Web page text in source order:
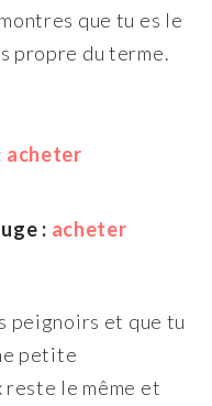
que tu es le
propre du terme.
acheter
: acheter
peignoirs et que tu
petite
reste le même et